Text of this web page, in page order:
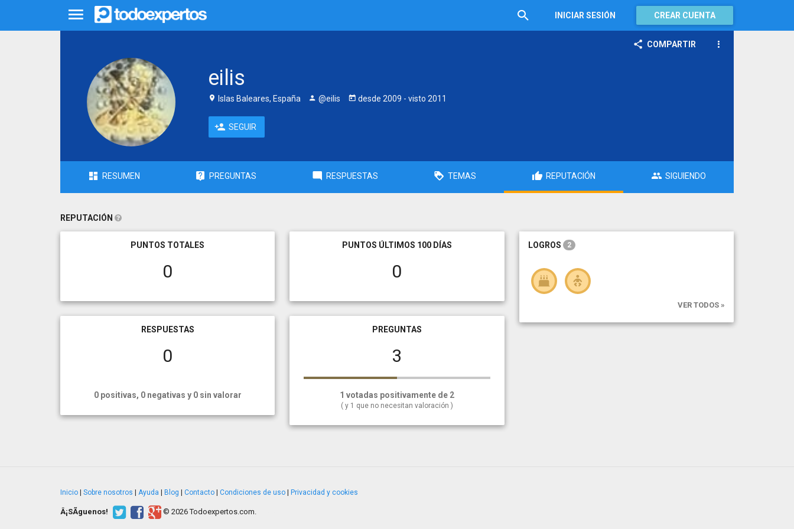
INICIAR SESIÓN CREAR CUENTA
COMPARTIR
eilis
Islas Baleares, España @eilis desde 2009 - visto 2011
SEGUIR
RESUMEN PREGUNTAS RESPUESTAS TEMAS REPUTACIÓN SIGUIENDO
REPUTACIÓN
PUNTOS TOTALES
0
RESPUESTAS
0
0 positivas, 0 negativas y 0 sin valorar
PUNTOS ÚLTIMOS 100 DÍAS
0
PREGUNTAS
3
1 votadas positivamente de 2
( y 1 que no necesitan valoración )
LOGROS 2
VER TODOS »
Inicio Sobre nosotros Ayuda Blog Contacto Condiciones de uso Privacidad y cookies
Â¡SÃ­guenos! © 2026 Todoexpertos.com.